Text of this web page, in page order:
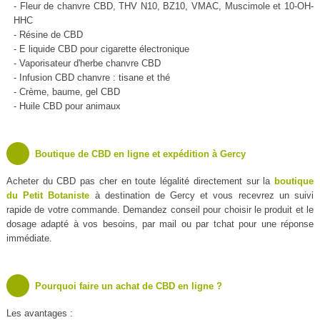
- Fleur de chanvre CBD, THV N10, BZ10, VMAC, Muscimole et 10-OH-
HHC
- Résine de CBD
- E liquide CBD pour cigarette électronique
- Vaporisateur d'herbe chanvre CBD
- Infusion CBD chanvre : tisane et thé
- Crème, baume, gel CBD
- Huile CBD pour animaux
Boutique de CBD en ligne et expédition à Gercy
Acheter du CBD pas cher en toute légalité directement sur la boutique
du Petit Botaniste à destination de Gercy et vous recevrez un suivi
rapide de votre commande. Demandez conseil pour choisir le produit et le
dosage adapté à vos besoins, par mail ou par tchat pour une réponse
immédiate.
Pourquoi faire un achat de CBD en ligne ?
Les avantages :